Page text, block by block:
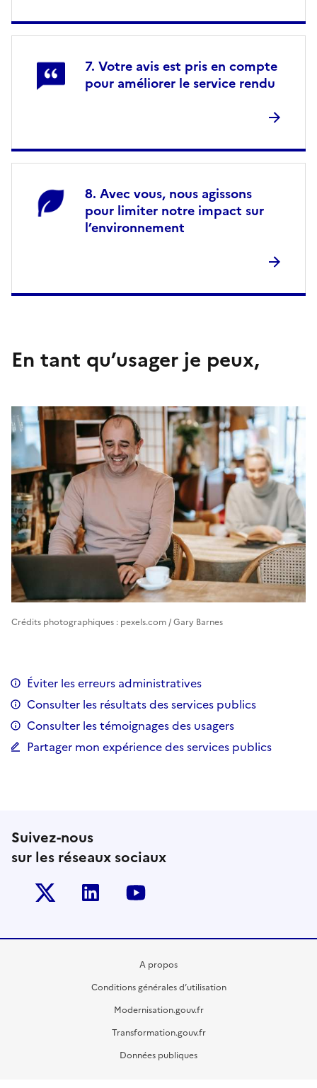
Votre avis est pris en compte
pour améliorer le service rendu
Avec vous, nous agissons
pour limiter notre impact sur
l’environnement
En tant qu’usager je peux,
Crédits photographiques : pexels.com / Gary Barnes
Éviter les erreurs administratives
Consulter les résultats des services publics
Consulter les témoignages des usagers
Partager mon expérience des services publics
Suivez-nous
sur les réseaux sociaux
Twitter-x Linkedin
A propos
Conditions générales d’utilisation
Modernisation.gouv.fr
Transformation.gouv.fr
Données publiques